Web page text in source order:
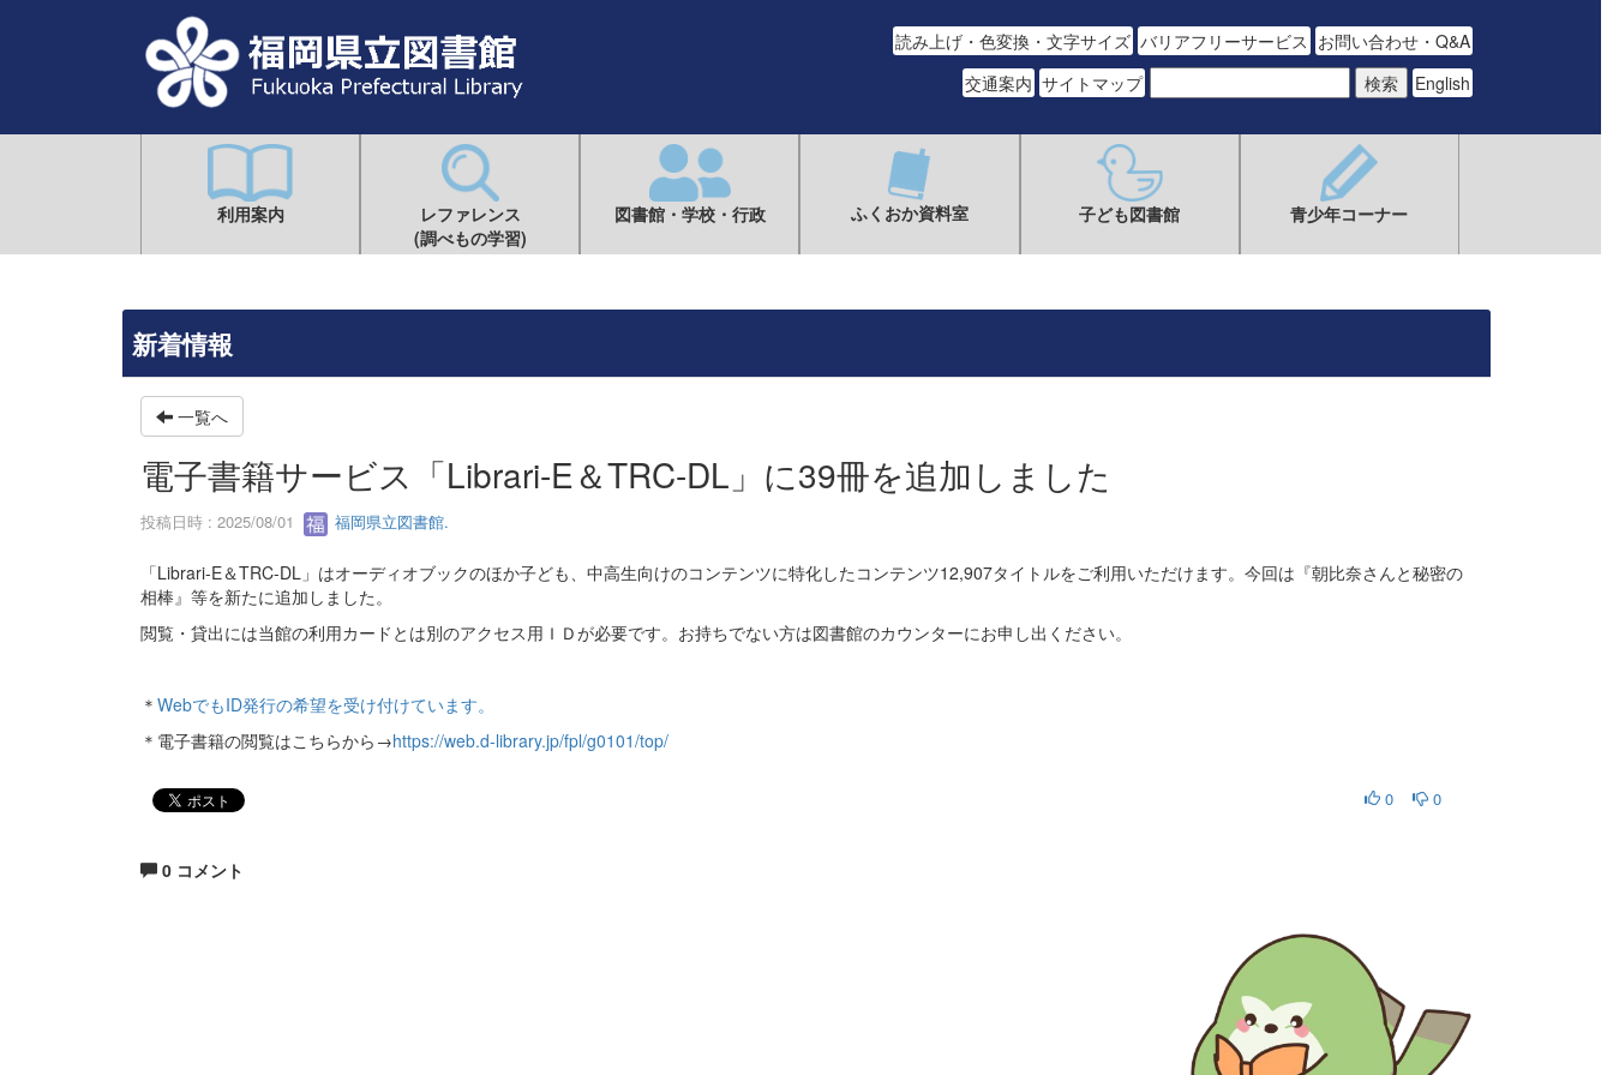
読み上げ・色変換・文字サイズ バリアフリーサービス お問い合わせ・Q&A
交通案内 サイトマップ English
利用案内
レファレンス
(調べもの学習)
図書館・学校・行政 ふくおか資料室 子ども図書館 青少年コーナー
新着情報
一覧へ
電子書籍サービス「Librari-E＆TRC-DL」に39冊を追加しました
投稿日時 : 2025/08/01 福岡県立図書館.
「Librari-E＆TRC-DL」はオーディオブックのほか子ども、中高生向けのコンテンツに特化したコンテンツ12,907タイトルをご利用いただけます。今回は『朝比奈さんと秘密の
相棒』等を新たに追加しました。
閲覧・貸出には当館の利用カードとは別のアクセス用ＩＤが必要です。お持ちでない方は図書館のカウンターにお申し出ください。
＊ WebでもID発行の希望を受け付けています。
＊電子書籍の閲覧はこちらから→https://web.d-library.jp/fpl/g0101/top/
0 0
0 コメント